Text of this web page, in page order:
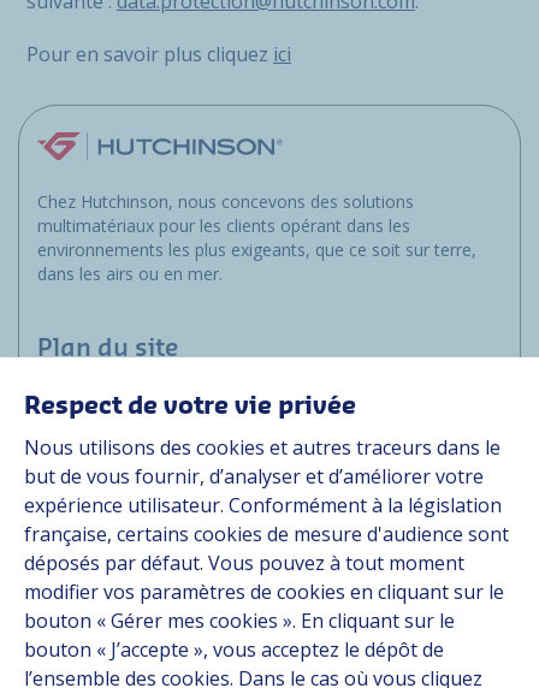
Pour en savoir plus cliquez ici
Chez Hutchinson, nous concevons des solutions
multimatériaux pour les clients opérant dans les
environnements les plus exigeants, que ce soit sur terre,
dans les airs ou en mer.
Plan du site
Marchés
Solutions
Ressources
À propos
Carrière
Contact
Suivez-nous
Respect de votre vie privée
Nous utilisons des cookies et autres traceurs dans le
but de vous fournir, d’analyser et d’améliorer votre
expérience utilisateur. Conformément à la législation
française, certains cookies de mesure d'audience sont
déposés par défaut. Vous pouvez à tout moment
modifier vos paramètres de cookies en cliquant sur le
bouton « Gérer mes cookies ». En cliquant sur le
bouton « J’accepte », vous acceptez le dépôt de
l’ensemble des cookies. Dans le cas où vous cliquez